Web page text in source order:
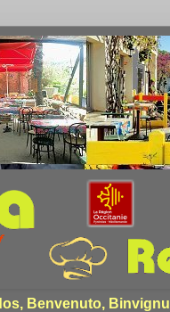
Benvenuto,